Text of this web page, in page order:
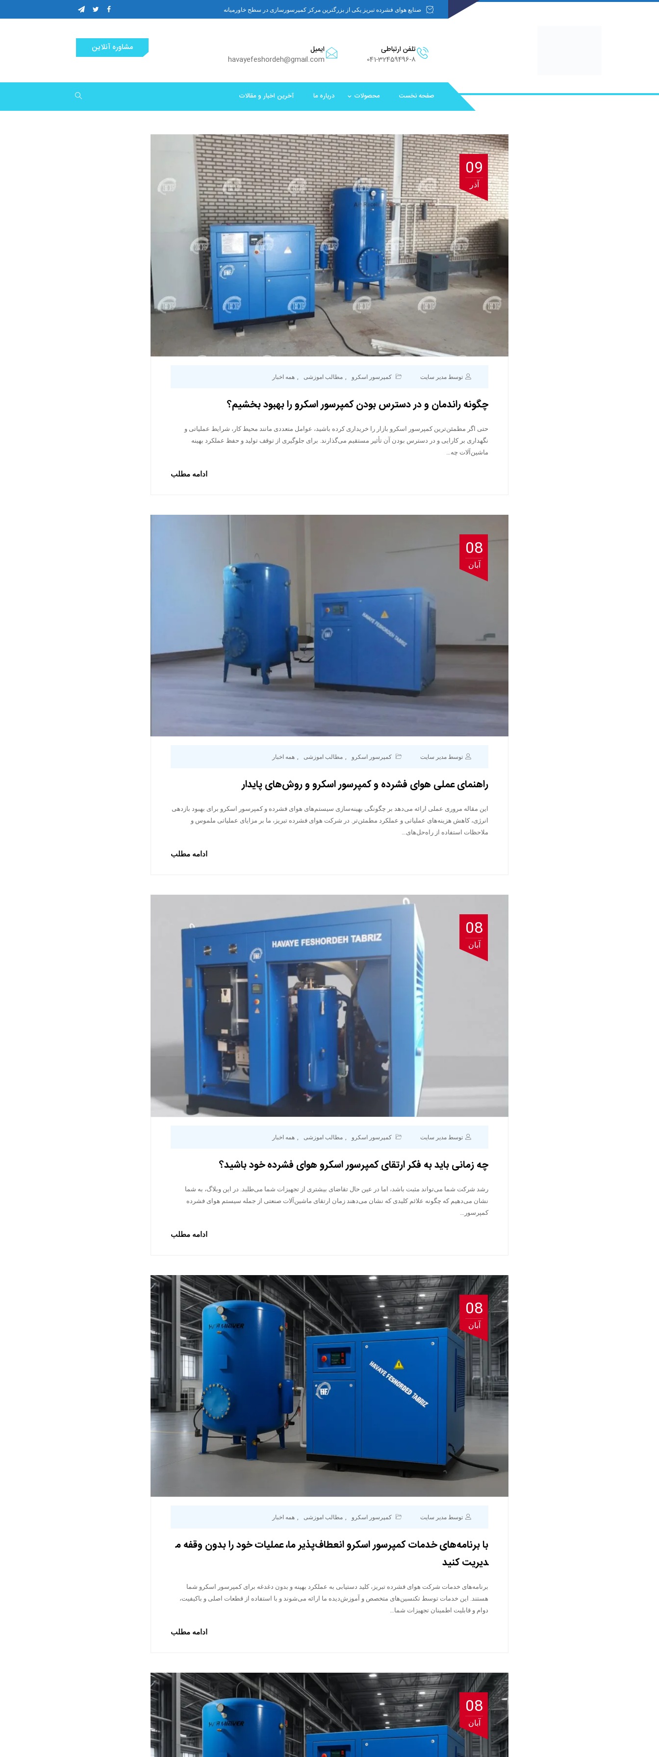
صنایع هوای فشرده تبریز یکی از بزرگترین مرکز کمپرسورسازی در سطح خاورمیانه
تلفن ارتباطی
041-32459496-8
ایمیل
havayefeshordeh@gmail.com
مشاوره آنلاین
صفحه نخست محصولات درباره ما آخرین اخبار و مقالات
09
آذر
توسط مدیر سایت کمپرسور اسکرو مطالب اموزشی همه اخبار
چگونه راندمان و در دسترس بودن کمپرسور اسکرو را بهبود بخشیم؟
حتی اگر مطمئن‌ترین کمپرسور اسکرو بازار را خریداری کرده باشید، عوامل متعددی مانند محیط کار، شرایط عملیاتی و
نگهداری بر کارایی و در دسترس بودن آن تأثیر مستقیم می‌گذارند. برای جلوگیری از توقف تولید و حفظ عملکرد بهینه
ماشین‌آلات چه…
ادامه مطلب
08
آبان
توسط مدیر سایت کمپرسور اسکرو , مطالب اموزشی , همه اخبار
راهنمای عملی هوای فشرده و کمپرسور اسکرو و روش‌های پایدار
این مقاله مروری عملی ارائه می‌دهد بر چگونگی بهینه‌سازی سیستم‌های هوای فشرده و کمپرسور اسکرو برای بهبود بازدهی
انرژی، کاهش هزینه‌های عملیاتی و عملکرد مطمئن‌تر. در شرکت هوای فشرده تبریز، ما بر مزایای عملیاتی ملموس و
ملاحظات استفاده از راه‌حل‌های…
ادامه مطلب
08
آبان
توسط مدیر سایت کمپرسور اسکرو مطالب اموزشی همه اخبار
چه زمانی باید به فکر ارتقای کمپرسور اسکرو هوای فشرده خود باشید؟
رشد شرکت شما می‌تواند مثبت باشد، اما در عین حال تقاضای بیشتری از تجهیزات شما می‌طلبد. در این وبلاگ، به شما
نشان می‌دهیم که چگونه علائم کلیدی که نشان می‌دهند زمان ارتقای ماشین‌آلات صنعتی از جمله سیستم هوای فشرده
کمپرسور…
ادامه مطلب
08
آبان
توسط مدیر سایت کمپرسور اسکرو , مطالب اموزشی , همه اخبار
با برنامه‌های خدمات کمپرسور اسکرو انعطاف‌پذیر ما، عملیات خود را بدون وقفه م
دیریت کنید
برنامه‌های خدمات شرکت هوای فشرده تبریز، کلید دستیابی به عملکرد بهینه و بدون دغدغه برای کمپرسور اسکرو شما
هستند. این خدمات توسط تکنسین‌های متخصص و آموزش‌دیده ما ارائه می‌شوند و با استفاده از قطعات اصلی و باکیفیت،
دوام و قابلیت اطمینان تجهیزات شما…
ادامه مطلب
08
آبان